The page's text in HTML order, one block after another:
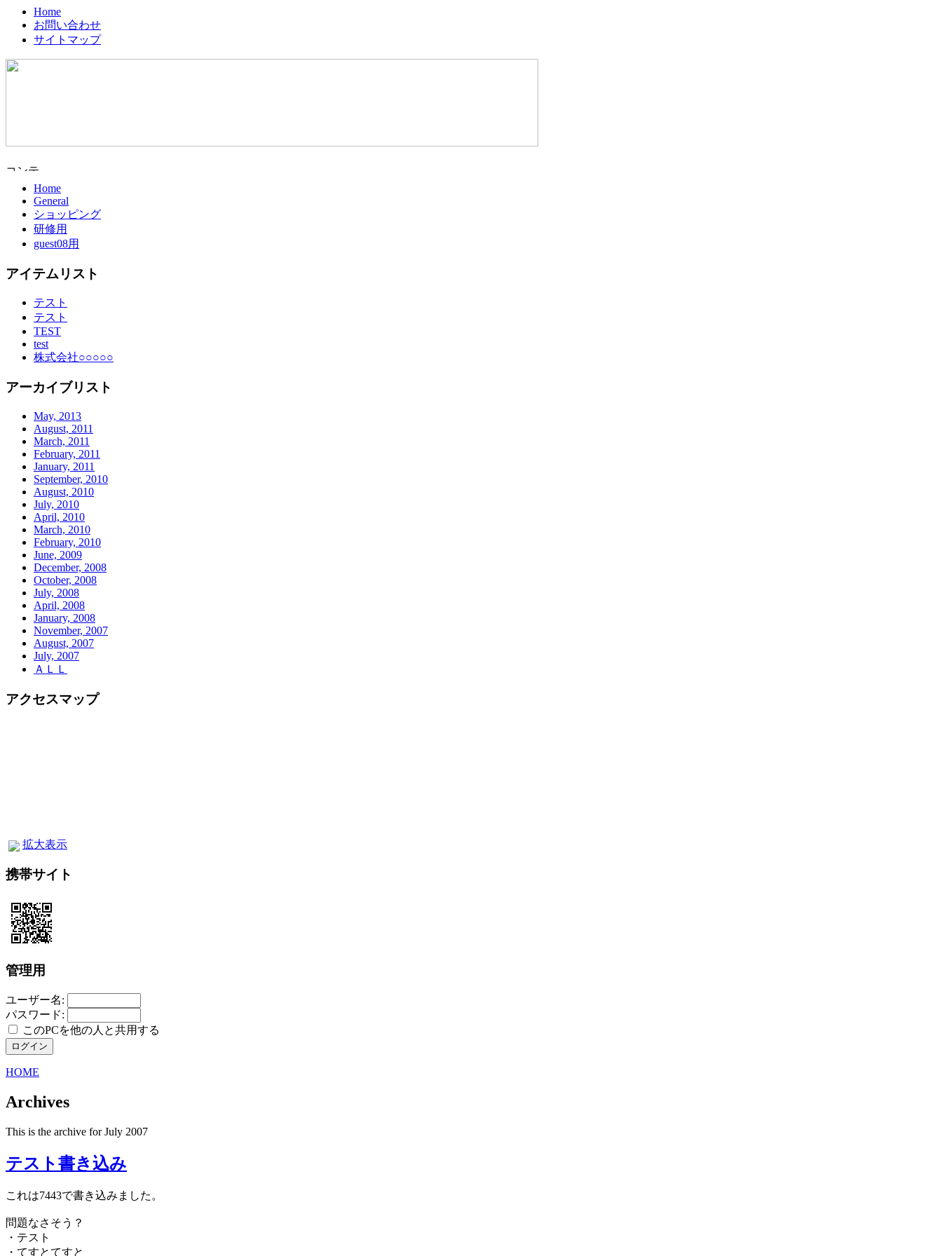
Home
お問い合わせ
サイトマップ
Home
General
ショッピング
研修用
guest08用
アイテムリスト
テスト
テスト
TEST
test
株式会社○○○○○
アーカイブリスト
May, 2013
August, 2011
March, 2011
February, 2011
January, 2011
September, 2010
August, 2010
July, 2010
April, 2010
March, 2010
February, 2010
June, 2009
December, 2008
October, 2008
July, 2008
April, 2008
January, 2008
November, 2007
August, 2007
July, 2007
ＡＬＬ
アクセスマップ
拡大表示
携帯サイト
管理用
ユーザー名:
パスワード:
このPCを他の人と共用する
HOME
Archives
This is the archive for July 2007
テスト書き込み
これは7443で書き込みました。
問題なさそう？
・テスト
・てすとてすと